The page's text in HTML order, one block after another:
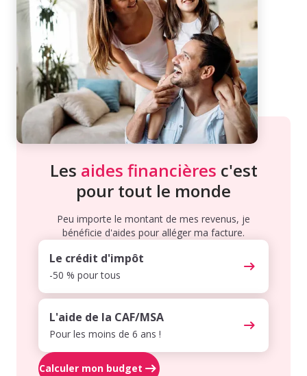
Les aides financières c'est
pour tout le monde
Peu importe le montant de mes revenus, je
bénéficie d'aides pour alléger ma facture.
Le crédit d'impôt
-50 % pour tous
L'aide de la CAF/MSA
Pour les moins de 6 ans !
Calculer mon budget